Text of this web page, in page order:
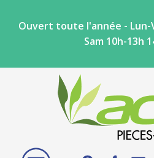
Ouvert toute l'année - Lun-
Sam 10h-13h